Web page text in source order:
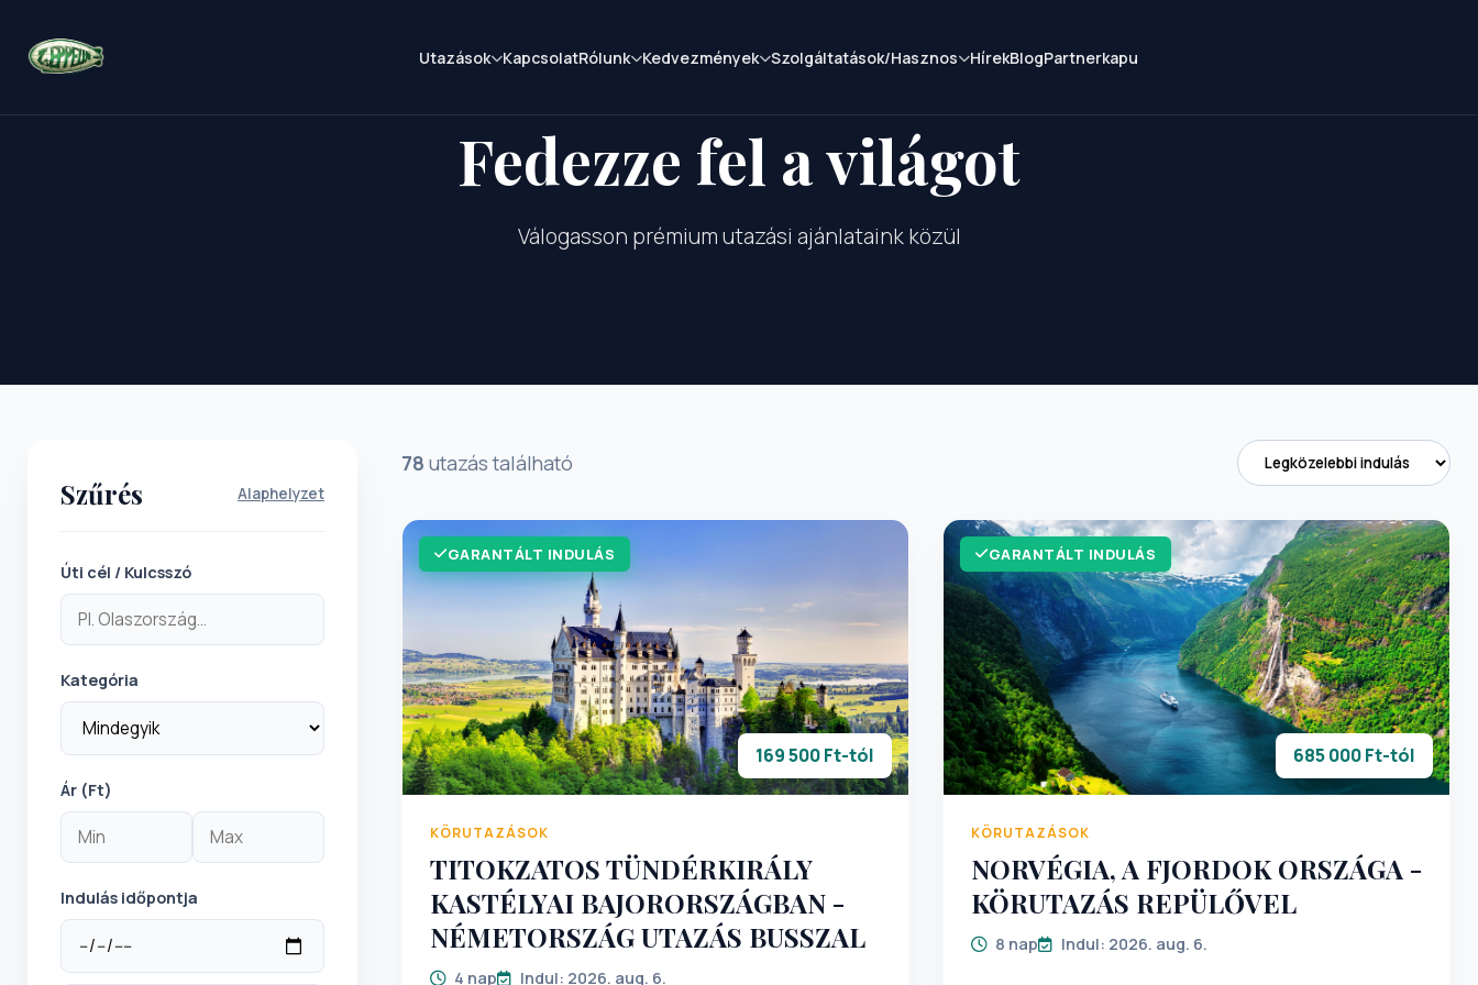
Utazások KapcsolatRólunk Kedvezmények Szolgáltatások/Hasznos HírekBlogPartnerkapu
Fedezze fel a világot
Válogasson prémium utazási ajánlataink közül
Szűrés Alaphelyzet
Úti cél / Kulcsszó
Kategória
Ár (Ft)
Indulás időpontja
78 utazás található
GARANTÁLT INDULÁS
169 500 Ft-tól
KÖRUTAZÁSOK
TITOKZATOS TÜNDÉRKIRÁLY
KASTÉLYAI BAJORORSZÁGBAN -
NÉMETORSZÁG UTAZÁS BUSSZAL
4 nap Indul: 2026. aug. 6.
GARANTÁLT INDULÁS
685 000 Ft-tól
KÖRUTAZÁSOK
NORVÉGIA, A FJORDOK ORSZÁGA -
KÖRUTAZÁS REPÜLŐVEL
8 nap Indul: 2026. aug. 6.